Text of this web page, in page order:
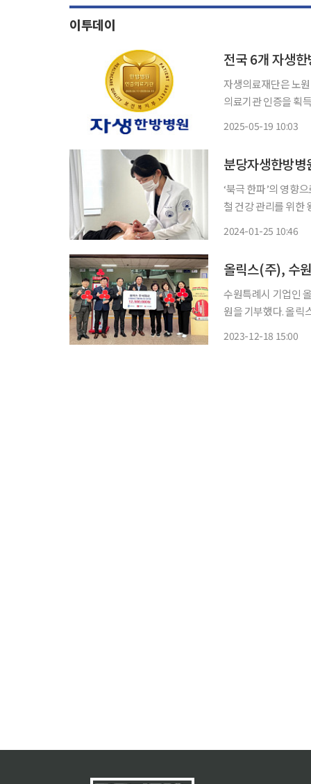
이투데이
전국 6개 자생
자생의료재단은 노
의료기관 인증을 획득했다고 19일 밝혔다.
2025-05-19 10:03
분당자생한방병
‘북극 한파’의 영향
철 건강 관리를 위한
2024-01-25 10:46
수원특례시 기업인
원을 기부했다. 올릭스 이동기 대표이사는 18일 수원시청을 방문해 본관에 설치된 사랑의 온
2023-12-18 15:00